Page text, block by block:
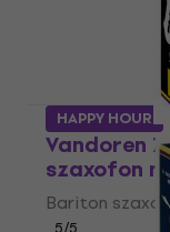
Vandoren
szaxofon
Bariton
HAPPY HOUR